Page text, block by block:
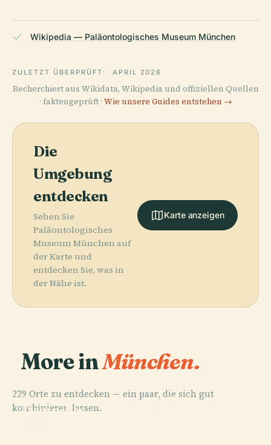
Wikipedia — Paläontologisches Museum München
ZULETZT ÜBERPRÜFT: APRIL 2026
Recherchiert aus Wikidata, Wikipedia und offiziellen Quellen
· faktengeprüft · Wie unsere Guides entstehen →
Die
Umgebung
entdecken
Sehen Sie
Paläontologisches
Museum München auf
der Karte und
entdecken Sie, was in
der Nähe ist.
Karte anzeigen
More inMünchen.
229 Orte zu entdecken — ein paar, die sich gut
kombinieren lassen.
PLACE
Deutsches
PLACE